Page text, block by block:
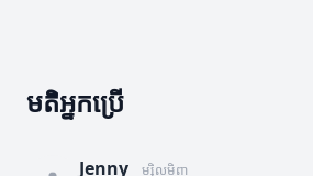
មតិអ្នកប្រើ
Jenny ម្សិលមិញ